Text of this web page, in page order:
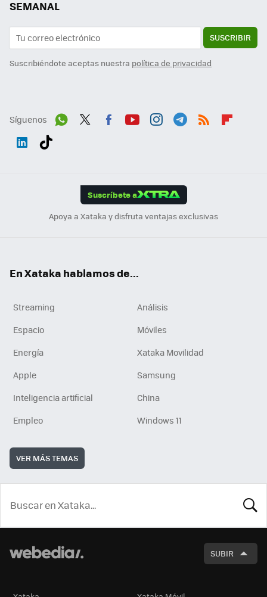
SEMANAL
SUSCRIBIR
Suscribiéndote aceptas nuestra política de privacidad
Síguenos
Suscríbete a
Apoya a Xataka y disfruta ventajas exclusivas
En Xataka hablamos de...
Streaming
Análisis
Espacio
Móviles
Energía
Xataka Movilidad
Apple
Samsung
Inteligencia artificial
China
Empleo
Windows 11
VER MÁS TEMAS
SUBIR